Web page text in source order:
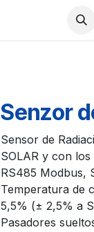
0
Senzor
Sensor de
SOLAR y con
RS485 Modbus,
Temperatura de
5,5% (± 2,5% a
Pasadores